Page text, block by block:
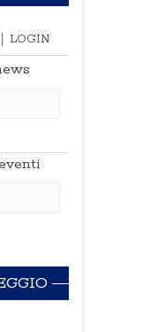
LOGIN